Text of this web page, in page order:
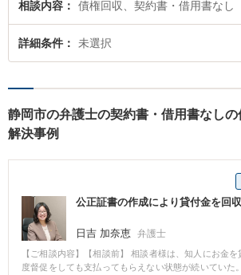
相談内容 債権回収、契約書・借用書なし
詳細条件 未選択
静岡市の弁護士の契約書・借用書なし
解決事例
公正証書の作成により貸付金を回
日吉 加奈恵 弁護士
【ご相談内容】【相談前】 相談者様は、知人にお金
度督促をしても支払ってもらえない状態が続いていた